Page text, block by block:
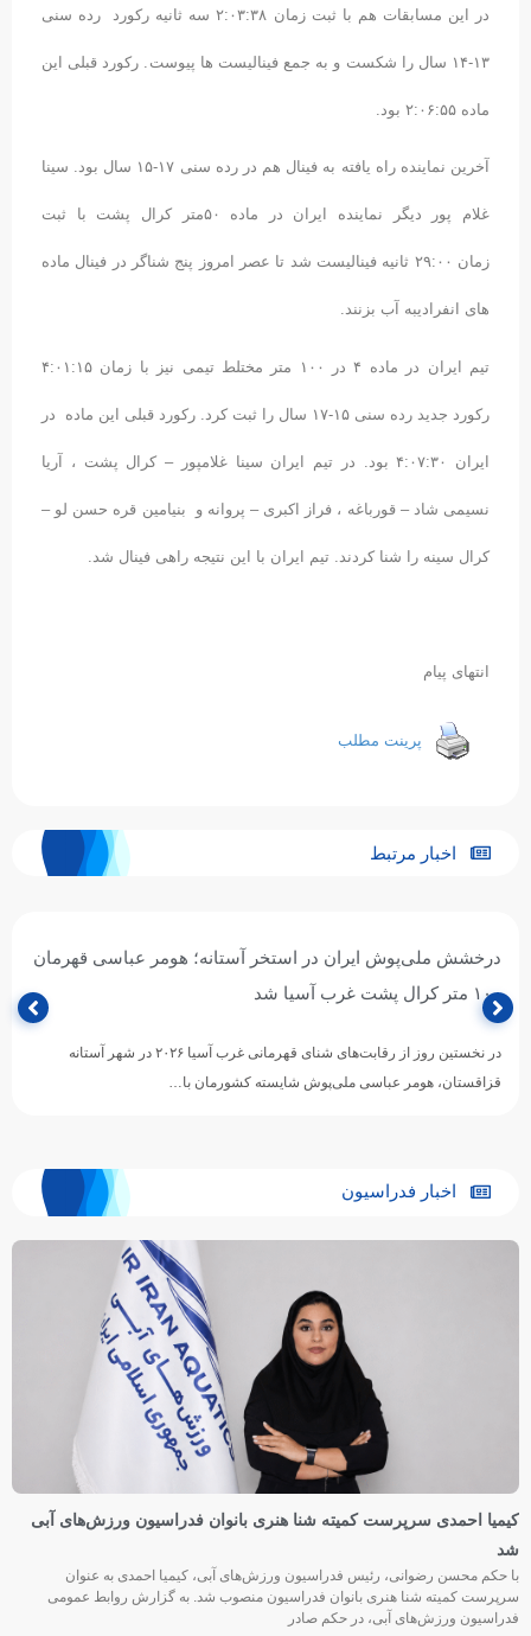
در این مسابقات هم با ثبت زمان ۲:۰۳:۳۸ سه ثانیه رکورد رده سنی
۱۳-۱۴ سال را شکست و به جمع فینالیست ها پیوست. رکورد قبلی این
ماده ۲:۰۶:۵۵ بود.
آخرین نماینده راه یافته به فینال هم در رده سنی ۱۷-۱۵ سال بود. سینا
غلام پور دیگر نماینده ایران در ماده ۵۰متر کرال پشت با ثبت
زمان ۲۹:۰۰ ثانیه فینالیست شد تا عصر امروز پنج شناگر در فینال ماده
های انفرادیبه آب بزنند.
تیم ایران در ماده ۴ در ۱۰۰ متر مختلط تیمی نیز با زمان ۴:۰۱:۱۵
رکورد جدید رده سنی ۱۵-۱۷ سال را ثبت کرد. رکورد قبلی این ماده در
ایران ۴:۰۷:۳۰ بود. در تیم ایران سینا غلامپور – کرال پشت ، آریا
نسیمی شاد – قورباغه ، فراز اکبری – پروانه و بنیامین قره حسن لو –
کرال سینه را شنا کردند. تیم ایران با این نتیجه راهی فینال شد.
انتهای پیام
پرینت مطلب
اخبار مرتبط
درخشش ملی‌پوش ایران در استخر آستانه؛ هومر عباسی قهرمان
۱۰۰ متر کرال پشت غرب آسیا شد
در نخستین روز از رقابت‌های شنای قهرمانی غرب آسیا ۲۰۲۶ در شهر آستانه
قزاقستان، هومر عباسی ملی‌پوش شایسته کشورمان با…
اخبار فدراسیون
کیمیا احمدی سرپرست کمیته شنا هنری بانوان فدراسیون ورزش‌های آبی
شد
با حکم محسن رضوانی، رئیس فدراسیون ورزش‌های آبی، کیمیا احمدی به عنوان
سرپرست کمیته شنا هنری بانوان فدراسیون منصوب شد. به گزارش روابط عمومی
فدراسیون ورزش‌های آبی، در حکم صادر